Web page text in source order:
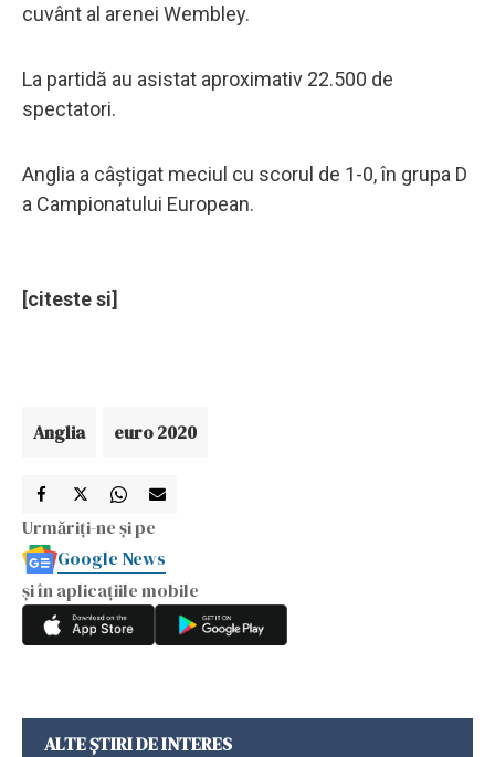
cuvânt al arenei Wembley.
La partidă au asistat aproximativ 22.500 de
spectatori.
Anglia a câştigat meciul cu scorul de 1-0, în grupa D
a Campionatului European.
[citeste si]
Anglia euro 2020
Urmăriți-ne și pe
Google News
și în aplicațiile mobile
ALTE ȘTIRI DE INTERES